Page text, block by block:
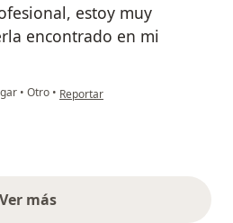
estoy muy
encontrado en mi
• Otro • en opinión del usuario Humberto
Reportar
Ver másopiniones anteriores